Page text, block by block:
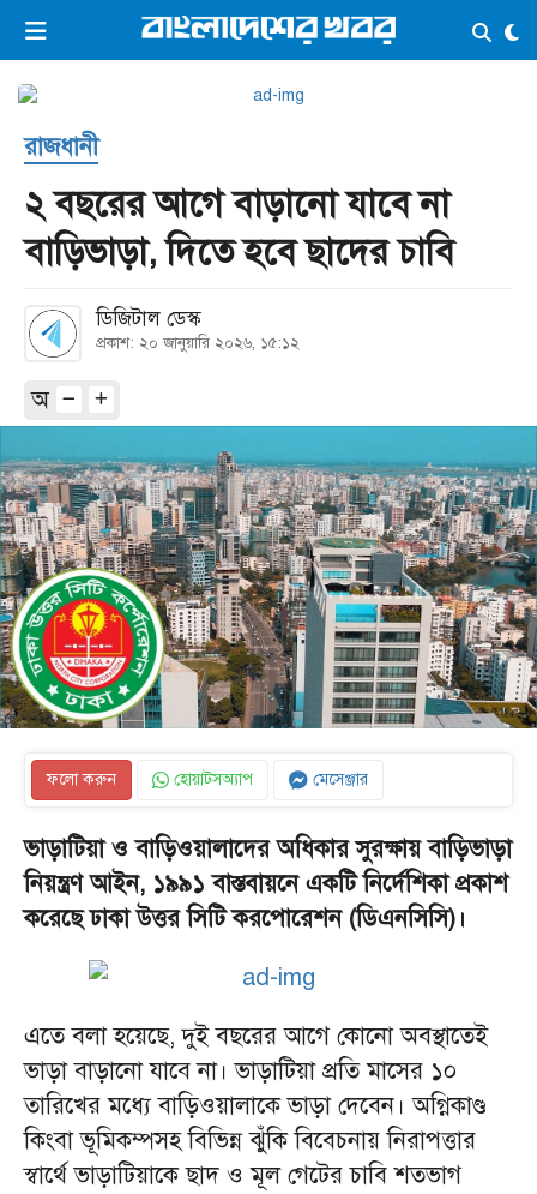
ভিডিও ই-পেপার লগইন ×
প্রচ্ছদ
সর্বশেষ
সব বিভাগ
আর্কাইভ
কনভার্টার
রাজধানী
২ বছরের আগে বাড়ানো যাবে না
বাড়িভাড়া, দিতে হবে ছাদের চাবি
ডিজিটাল ডেস্ক
প্রকাশ: ২০ জানুয়ারি ২০২৬, ১৫:১২
অ
ফলো করুন হোয়াটসঅ্যাপ মেসেঞ্জার
ভাড়াটিয়া ও বাড়িওয়ালাদের অধিকার সুরক্ষায় বাড়িভাড়া
নিয়ন্ত্রণ আইন, ১৯৯১ বাস্তবায়নে একটি নির্দেশিকা প্রকাশ
করেছে ঢাকা উত্তর সিটি করপোরেশন (ডিএনসিসি)।
এতে বলা হয়েছে, দুই বছরের আগে কোনো অবস্থাতেই
ভাড়া বাড়ানো যাবে না। ভাড়াটিয়া প্রতি মাসের ১০
তারিখের মধ্যে বাড়িওয়ালাকে ভাড়া দেবেন। অগ্নিকাণ্ড
কিংবা ভূমিকম্পসহ বিভিন্ন ঝুঁকি বিবেচনায় নিরাপত্তার
স্বার্থে ভাড়াটিয়াকে ছাদ ও মূল গেটের চাবি শতভাগ